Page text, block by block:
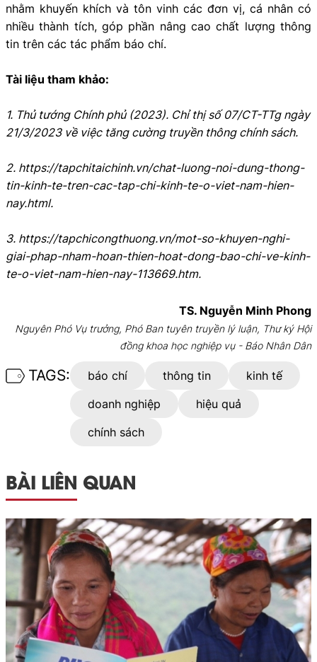
nhằm khuyến khích và tôn vinh các đơn vị, cá nhân có
nhiều thành tích, góp phần nâng cao chất lượng thông
tin trên các tác phẩm báo chí.
Tài liệu tham khảo:
1. Thủ tướng Chính phủ (2023). Chỉ thị số 07/CT-TTg ngày
21/3/2023 về việc tăng cường truyền thông chính sách.
2. https://tapchitaichinh.vn/chat-luong-noi-dung-thong-
tin-kinh-te-tren-cac-tap-chi-kinh-te-o-viet-nam-hien-
nay.html.
3. https://tapchicongthuong.vn/mot-so-khuyen-nghi-
giai-phap-nham-hoan-thien-hoat-dong-bao-chi-ve-kinh-
te-o-viet-nam-hien-nay-113669.htm.
TS. Nguyễn Minh Phong
Nguyên Phó Vụ trưởng, Phó Ban tuyên truyền lý luận, Thư ký Hội
đồng khoa học nghiệp vụ - Báo Nhân Dân
TAGS: báo chí thông tin
kinh tế
doanh nghiệp
hiệu quả
chính sách
BÀI LIÊN QUAN